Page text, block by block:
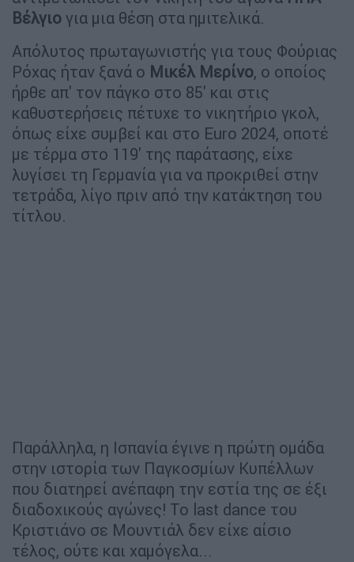
Βέλγιο για μια θέση στα ημιτελικά.
Απόλυτος πρωταγωνιστής για τους Φούριας
Ρόχας ήταν ξανά ο Μικέλ Μερίνο, ο οποίος
ήρθε απ' τον πάγκο στο 85' και στις
καθυστερήσεις πέτυχε το νικητήριο γκολ,
όπως είχε συμβεί και στο Euro 2024, οποτέ
με τέρμα στο 119' της παράτασης, είχε
λυγίσει τη Γερμανία για να προκριθεί στην
τετράδα, λίγο πριν από την κατάκτηση του
τίτλου.
Παράλληλα, η Ισπανία έγινε η πρώτη ομάδα
στην ιστορία των Παγκοσμίων Κυπέλλων
που διατηρεί ανέπαφη την εστία της σε έξι
διαδοχικούς αγώνες! Το last dance του
Κριστιάνο σε Μουντιάλ δεν είχε αίσιο
τέλος, ούτε και χαμόγελα...